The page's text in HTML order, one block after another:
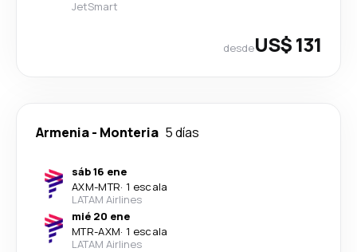
JetSmart
desdeUS$ 131
Armenia- Monteria 5 días
sáb 16 ene
AXM-MTR· 1 escala
LATAM Airlines
mié 20 ene
MTR-AXM· 1 escala
LATAM Airlines